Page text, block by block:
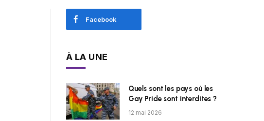
Facebook
À LA UNE
Quels sont les pays où les
Gay Pride sont interdites ?
12 mai 2026